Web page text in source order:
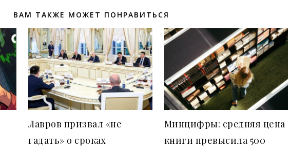
ВАМ ТАКЖЕ МОЖЕТ ПОНРАВИТЬСЯ
Лавров призвал «не
гадать» о сроках
Минцифры: средняя цена
книги превысила 500